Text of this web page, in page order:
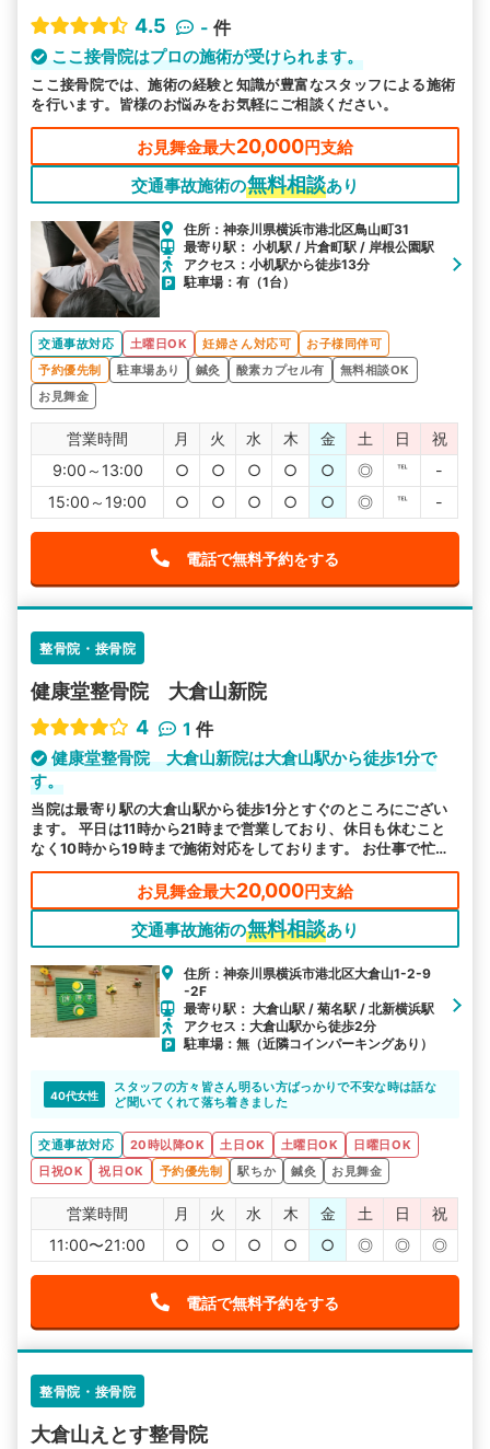
4.5
- 件
ここ接骨院はプロの施術が受けられます。
ここ接骨院では、施術の経験と知識が豊富なスタッフによる施術
を行います。皆様のお悩みをお気軽にご相談ください。
お見舞金最大20,000円支給
交通事故施術の無料相談あり
住所：神奈川県横浜市港北区鳥山町31
最寄り駅： 小机駅 / 片倉町駅 / 岸根公園駅
アクセス：小机駅から徒歩13分
駐車場：有（1台）
交通事故対応 土曜日OK 妊婦さん対応可
お子様同伴可
予約優先制
駐車場あり 鍼灸 酸素カプセル有
無料相談OK
お見舞金
営業時間 月 火 水 木 金 土 日
祝
9:00～13:00
○ ○ ○ ○ ○ ◎ ℡
-
15:00～19:00
○ ○ ○ ○ ○ ◎ ℡ -
電話で無料予約をする
整骨院・接骨院
健康堂整骨院 大倉山新院
4
1 件
健康堂整骨院 大倉山新院は大倉山駅から徒歩1分で
す。
当院は最寄り駅の大倉山駅から徒歩1分とすぐのところにござい
ます。 平日は11時から21時まで営業しており、休日も休むこと
なく10時から19時まで施術対応をしております。 お仕事で忙し
い方や休日にゆっくり通院したい方も、皆様のお好きなタイミン
グでお越しいただけます。
お見舞金最大20,000円支給
交通事故施術の無料相談あり
住所：神奈川県横浜市港北区大倉山1-2-9
-2F
最寄り駅： 大倉山駅 / 菊名駅 / 北新横浜駅
アクセス：大倉山駅から徒歩2分
駐車場：無（近隣コインパーキングあり）
40代女性
スタッフの方々皆さん明るい方ばっかりで不安な時は話な
ど聞いてくれて落ち着きました
交通事故対応 20時以降OK 土日OK 土曜日OK
日曜日OK
日祝OK
祝日OK 予約優先制 駅ちか 鍼灸 お見舞金
営業時間 月 火 水 木 金 土 日
祝
11:00〜21:00
○ ○ ○ ○ ○ ◎ ◎ ◎
電話で無料予約をする
整骨院・接骨院
大倉山えとす整骨院